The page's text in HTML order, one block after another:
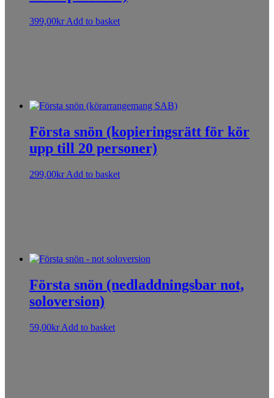
399,00kr Add to basket
Första snön (kopieringsrätt för kör
upp till 20 personer)
299,00kr Add to basket
Första snön (nedladdningsbar not,
soloversion)
59,00kr Add to basket